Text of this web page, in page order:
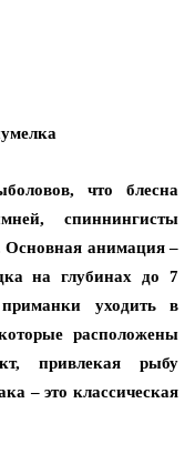
что блесна
спиннингисты
Основная анимация –
на глубинах до 7
уходить в
расположены
привлекая рыбу
– это классическая